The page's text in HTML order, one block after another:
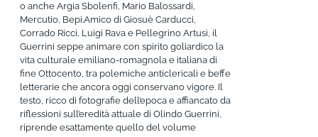
o anche Argia Sbolenfi, Mario Balossardi,
Mercutio, Bepi.Amico di Giosuè Carducci,
Corrado Ricci, Luigi Rava e Pellegrino Artusi, il
Guerrini seppe animare con spirito goliardico la
vita culturale emiliano-romagnola e italiana di
fine Ottocento, tra polemiche anticlericali e beffe
letterarie che ancora oggi conservano vigore. Il
testo, ricco di fotografie dell’epoca e affiancato da
riflessioni sull’eredità attuale di Olindo Guerrini,
riprende esattamente quello del volume